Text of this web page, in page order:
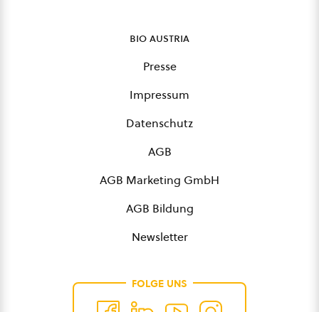
bio austria
Presse
Impressum
Datenschutz
AGB
AGB Marketing GmbH
AGB Bildung
Newsletter
FOLGE UNS